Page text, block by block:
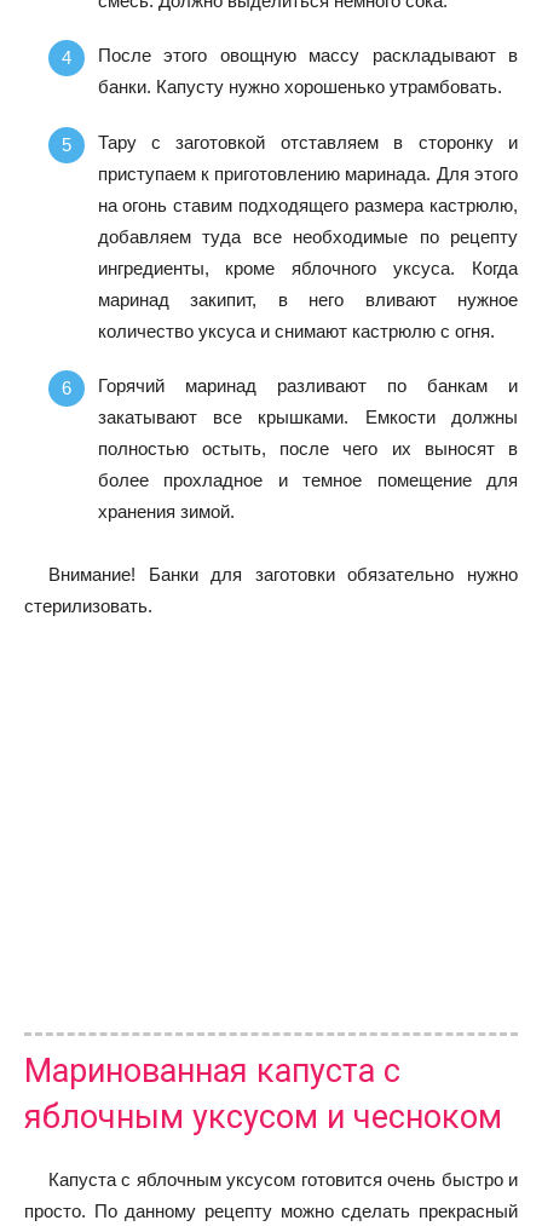
После этого овощную массу раскладывают в
банки. Капусту нужно хорошенько утрамбовать.
Тару с заготовкой отставляем в сторонку и
приступаем к приготовлению маринада. Для этого
на огонь ставим подходящего размера кастрюлю,
добавляем туда все необходимые по рецепту
ингредиенты, кроме яблочного уксуса. Когда
маринад закипит, в него вливают нужное
количество уксуса и снимают кастрюлю с огня.
Горячий маринад разливают по банкам и
закатывают все крышками. Емкости должны
полностью остыть, после чего их выносят в
более прохладное и темное помещение для
хранения зимой.
Внимание! Банки для заготовки обязательно нужно
стерилизовать.
Маринованная капуста с
яблочным уксусом и чесноком
Капуста с яблочным уксусом готовится очень быстро и
просто. По данному рецепту можно сделать прекрасный